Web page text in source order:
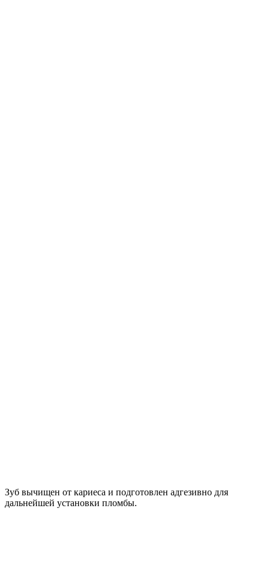
Зуб вычищен от кариеса и подготовлен адгезивно для
дальнейшей установки пломбы.